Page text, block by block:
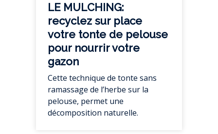
LE MULCHING:
recyclez sur place
votre tonte de pelouse
pour nourrir votre
gazon
Cette technique de tonte sans
ramassage de l’herbe sur la
pelouse, permet une
décomposition naturelle.